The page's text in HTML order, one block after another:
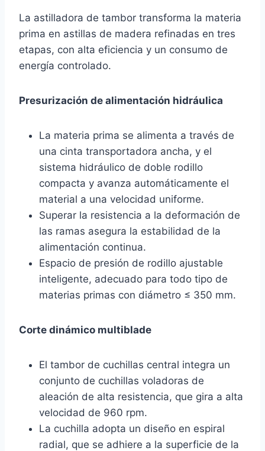
La astilladora de tambor transforma la materia
prima en astillas de madera refinadas en tres
etapas, con alta eficiencia y un consumo de
energía controlado.
Presurización de alimentación hidráulica
La materia prima se alimenta a través de
una cinta transportadora ancha, y el
sistema hidráulico de doble rodillo
compacta y avanza automáticamente el
material a una velocidad uniforme.
Superar la resistencia a la deformación de
las ramas asegura la estabilidad de la
alimentación continua.
Espacio de presión de rodillo ajustable
inteligente, adecuado para todo tipo de
materias primas con diámetro ≤ 350 mm.
Corte dinámico multiblade
El tambor de cuchillas central integra un
conjunto de cuchillas voladoras de
aleación de alta resistencia, que gira a alta
velocidad de 960 rpm.
La cuchilla adopta un diseño en espiral
radial, que se adhiere a la superficie de la